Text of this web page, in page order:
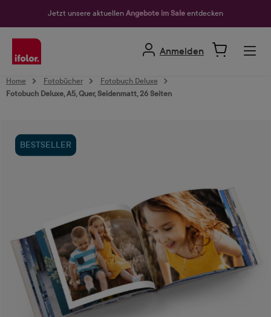
Jetzt unsere aktuellen Angebote im Sale entdecken
Anmelden
Home Fotobücher
Fotobuch Deluxe
Fotobuch Deluxe, A5, Quer, Seidenmatt, 26 Seiten
BESTSELLER